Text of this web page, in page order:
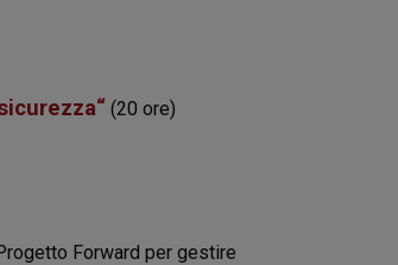
(20 ore)
Forward per gestire